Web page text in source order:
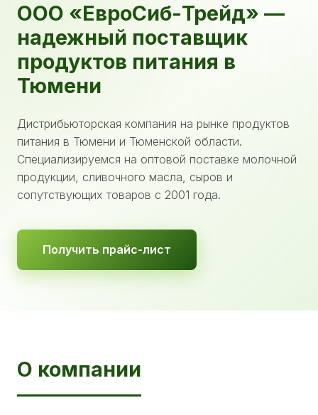
ООО «ЕвроСиб-Трейд» —
надежный поставщик
продуктов питания в
Тюмени
Дистрибьюторская компания на рынке продуктов
питания в Тюмени и Тюменской области.
Специализируемся на оптовой поставке молочной
продукции, сливочного масла, сыров и
сопутствующих товаров с 2001 года.
Получить прайс-лист
О компании